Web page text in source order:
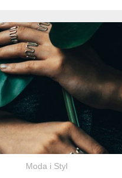
Moda i Styl